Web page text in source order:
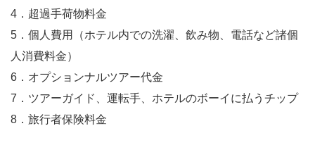
4．超過手荷物料金
5．個人費用（ホテル内での洗濯、飲み物、電話など諸個
人消費料金）
6．オプションナルツアー代金
7．ツアーガイド、運転手、ホテルのボーイに払うチップ
8．旅行者保険料金